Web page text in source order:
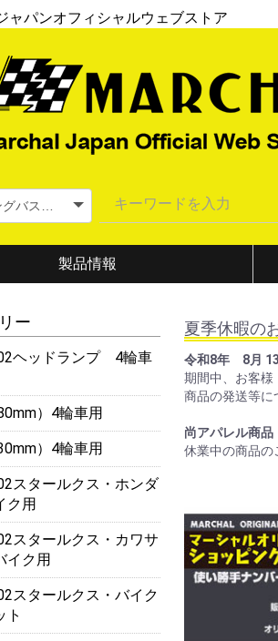
ャパンオフィシャルウェブストア
製品情報
ー
ヘッドランプ 4輪車
）4輪車用
）4輪車用
スタールクス・ホンダ
ク用
スタールクス・カワサ
イク用
スタールクス・バイク
ト
夏季休暇の
令和8年 8月 13
期間中、お客様
商品の発送等に
尚アパレル商品
休業中の商品の